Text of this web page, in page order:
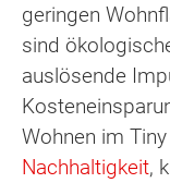
geringen
sind
auslösende
Wohnen im
Nachhaltigkeit,